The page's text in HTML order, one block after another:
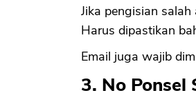
Jika pengisian
Harus dipastikan
Email juga wajib
3. No Ponsel